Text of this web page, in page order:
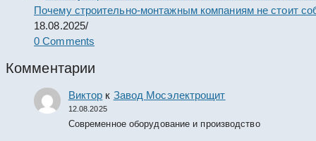
Почему строительно-монтажным компаниям не стоит
18.08.2025/
0 Comments
Комментарии
Виктор к Завод Мосэлектрощит
12.08.2025
Современное оборудование и производство